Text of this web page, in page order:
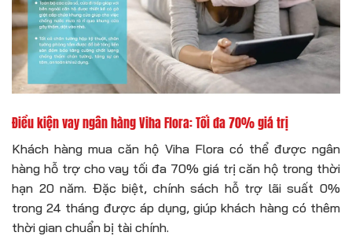
Điều kiện vay ngân hàng Viha Flora: Tối đa 70% giá trị
Khách hàng mua căn hộ Viha Flora có thể được ngân
hàng hỗ trợ cho vay tối đa 70% giá trị căn hộ trong thời
hạn 20 năm. Đặc biệt, chính sách hỗ trợ lãi suất 0%
trong 24 tháng được áp dụng, giúp khách hàng có thêm
thời gian chuẩn bị tài chính.